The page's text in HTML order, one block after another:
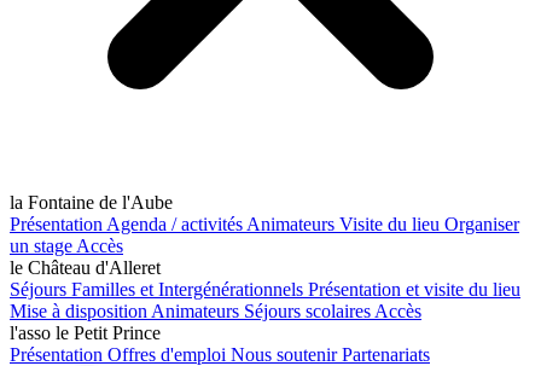
la Fontaine de l'Aube
Présentation Agenda / activités Animateurs Visite du lieu Organiser
un stage Accès
le Château d'Alleret
Séjours Familles et Intergénérationnels Présentation et visite du lieu
Mise à disposition Animateurs Séjours scolaires Accès
l'asso le Petit Prince
Présentation Offres d'emploi Nous soutenirPartenariats